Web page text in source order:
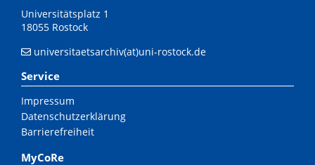
Universitätsplatz 1
18055 Rostock
universitaetsarchiv(at)uni-rostock.de
Service
Impressum
Datenschutzerklärung
Barrierefreiheit
MyCoRe